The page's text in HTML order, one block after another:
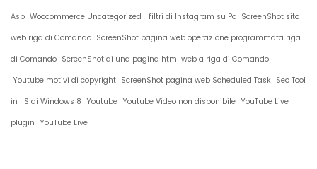
Asp Woocommerce Uncategorized filtri di Instagram su Pc ScreenShot sito
web riga di Comando ScreenShot pagina web operazione programmata riga
di Comando ScreenShot di una pagina html web a riga di Comando
Youtube motivi di copyright ScreenShot pagina web Scheduled Task Seo Tool
in IIS di Windows 8 Youtube Youtube Video non disponibile YouTube Live
plugin YouTube Live